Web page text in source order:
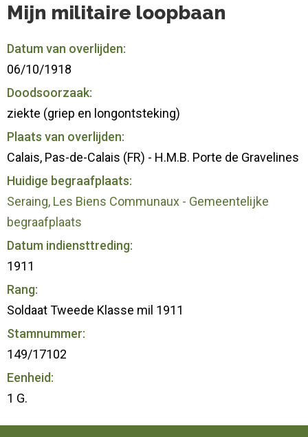
Mijn militaire loopbaan
Datum van overlijden:
06/10/1918
Doodsoorzaak:
ziekte (griep en longontsteking)
Plaats van overlijden:
Calais, Pas-de-Calais (FR) - H.M.B. Porte de Gravelines
Huidige begraafplaats:
Seraing, Les Biens Communaux - Gemeentelijke
begraafplaats
Datum indiensttreding:
1911
Rang:
Soldaat Tweede Klasse mil 1911
Stamnummer:
149/17102
Eenheid:
1 G.